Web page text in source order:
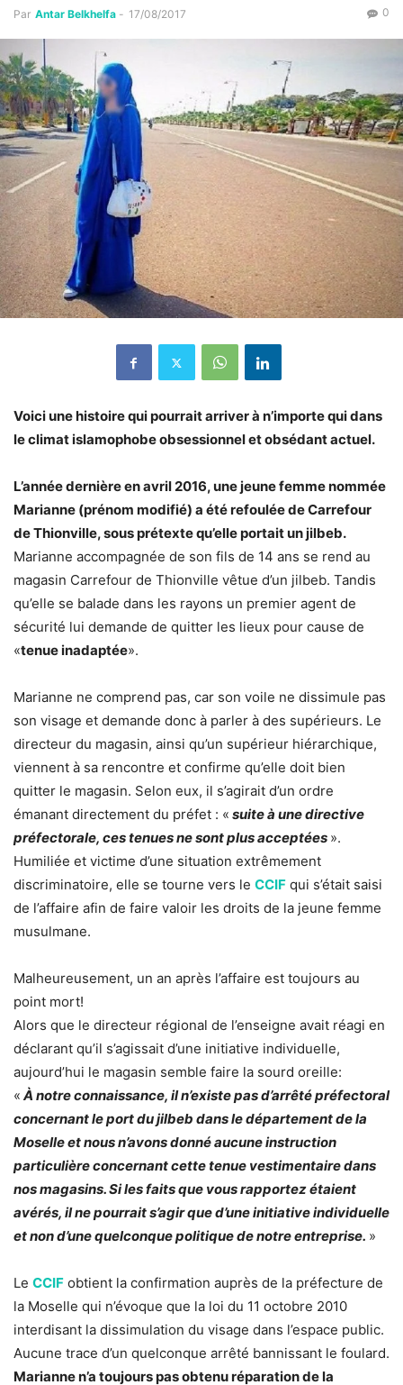
Par Antar Belkhelfa - 17/08/2017 0
Voici une histoire qui pourrait arriver à n’importe qui dans
le climat islamophobe obsessionnel et obsédant actuel.
L’année dernière en avril 2016, une jeune femme nommée
Marianne (prénom modifié) a été refoulée de Carrefour
de Thionville, sous prétexte qu’elle portait un jilbeb.
Marianne accompagnée de son fils de 14 ans se rend au
magasin Carrefour de Thionville vêtue d’un jilbeb. Tandis
qu’elle se balade dans les rayons un premier agent de
sécurité lui demande de quitter les lieux pour cause de
«tenue inadaptée».
Marianne ne comprend pas, car son voile ne dissimule pas
son visage et demande donc à parler à des supérieurs. Le
directeur du magasin, ainsi qu’un supérieur hiérarchique,
viennent à sa rencontre et confirme qu’elle doit bien
quitter le magasin. Selon eux, il s’agirait d’un ordre
émanant directement du préfet : « suite à une directive
préfectorale, ces tenues ne sont plus acceptées ».
Humiliée et victime d’une situation extrêmement
discriminatoire, elle se tourne vers le CCIF qui s’était saisi
de l’affaire afin de faire valoir les droits de la jeune femme
musulmane.
Malheureusement, un an après l’affaire est toujours au
point mort!
Alors que le directeur régional de l’enseigne avait réagi en
déclarant qu’il s’agissait d’une initiative individuelle,
aujourd’hui le magasin semble faire la sourd oreille:
« À notre connaissance, il n’existe pas d’arrêté préfectoral
concernant le port du jilbeb dans le département de la
Moselle et nous n’avons donné aucune instruction
particulière concernant cette tenue vestimentaire dans
nos magasins. Si les faits que vous rapportez étaient
avérés, il ne pourrait s’agir que d’une initiative individuelle
et non d’une quelconque politique de notre entreprise. »
Le CCIF obtient la confirmation auprès de la préfecture de
la Moselle qui n’évoque que la loi du 11 octobre 2010
interdisant la dissimulation du visage dans l’espace public.
Aucune trace d’un quelconque arrêté bannissant le foulard.
Marianne n’a toujours pas obtenu réparation de la